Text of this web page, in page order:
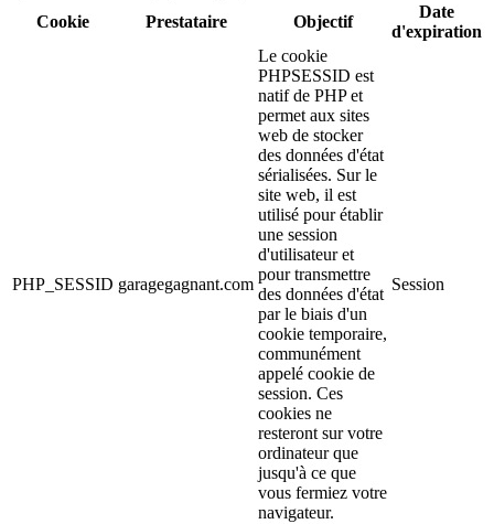
Cookie
Prestataire Objectif
Date
d'expiration
PHP_SESSID garagegagnant.com
Le cookie
PHPSESSID est
natif de PHP et
permet aux sites
web de stocker
des données d'état
sérialisées. Sur le
site web, il est
utilisé pour établir
une session
d'utilisateur et
pour transmettre
des données d'état
par le biais d'un
cookie temporaire,
communément
appelé cookie de
session. Ces
cookies ne
resteront sur votre
ordinateur que
jusqu'à ce que
vous fermiez votre
navigateur.
Session